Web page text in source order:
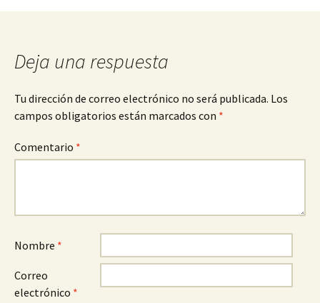
entradas
Deja una respuesta
Tu dirección de correo electrónico no será publicada. Los
campos obligatorios están marcados con *
Comentario *
Nombre *
Correo
electrónico *